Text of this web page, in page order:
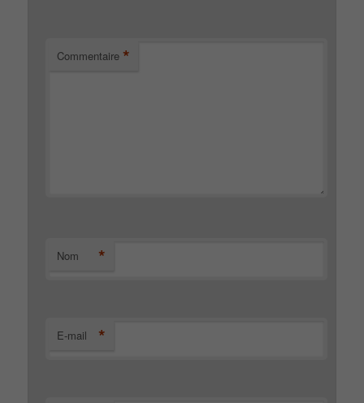
Commentaire *
Nom *
E-mail *